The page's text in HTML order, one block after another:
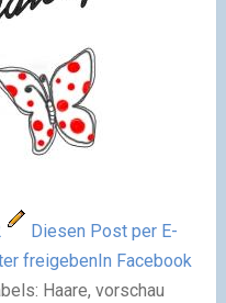
Diesen Post per E-
freigeben In Facebook
Haare, vorschau